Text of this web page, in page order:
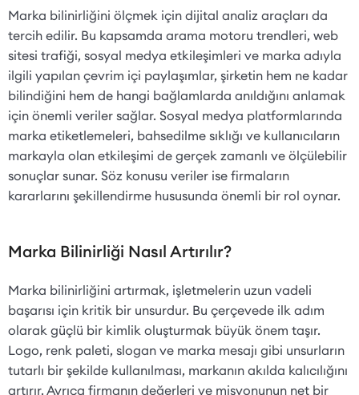
Marka bilinirliğini ölçmek için dijital analiz araçları da
tercih edilir. Bu kapsamda arama motoru trendleri, web
sitesi trafiği, sosyal medya etkileşimleri ve marka adıyla
ilgili yapılan çevrim içi paylaşımlar, şirketin hem ne kadar
bilindiğini hem de hangi bağlamlarda anıldığını anlamak
için önemli veriler sağlar. Sosyal medya platformlarında
marka etiketlemeleri, bahsedilme sıklığı ve kullanıcıların
markayla olan etkileşimi de gerçek zamanlı ve ölçülebilir
sonuçlar sunar. Söz konusu veriler ise firmaların
kararlarını şekillendirme hususunda önemli bir rol oynar.
Marka Bilinirliği Nasıl Artırılır?
Marka bilinirliğini artırmak, işletmelerin uzun vadeli
başarısı için kritik bir unsurdur. Bu çerçevede ilk adım
olarak güçlü bir kimlik oluşturmak büyük önem taşır.
Logo, renk paleti, slogan ve marka mesajı gibi unsurların
tutarlı bir şekilde kullanılması, markanın akılda kalıcılığını
artırır. Ayrıca firmanın değerleri ve misyonunun net bir